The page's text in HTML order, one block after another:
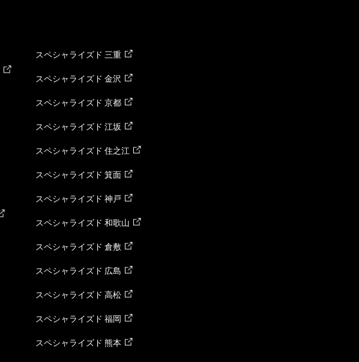
スペシャライズド 三重
スペシャライズド 金沢
スペシャライズド 京都
スペシャライズド 江坂
スペシャライズド 住之江
スペシャライズド 箕面
スペシャライズド 神戸
スペシャライズド 和歌山
スペシャライズド 倉敷
スペシャライズド 広島
スペシャライズド 高松
スペシャライズド 福岡
スペシャライズド 熊本